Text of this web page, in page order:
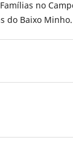
no
do Baixo